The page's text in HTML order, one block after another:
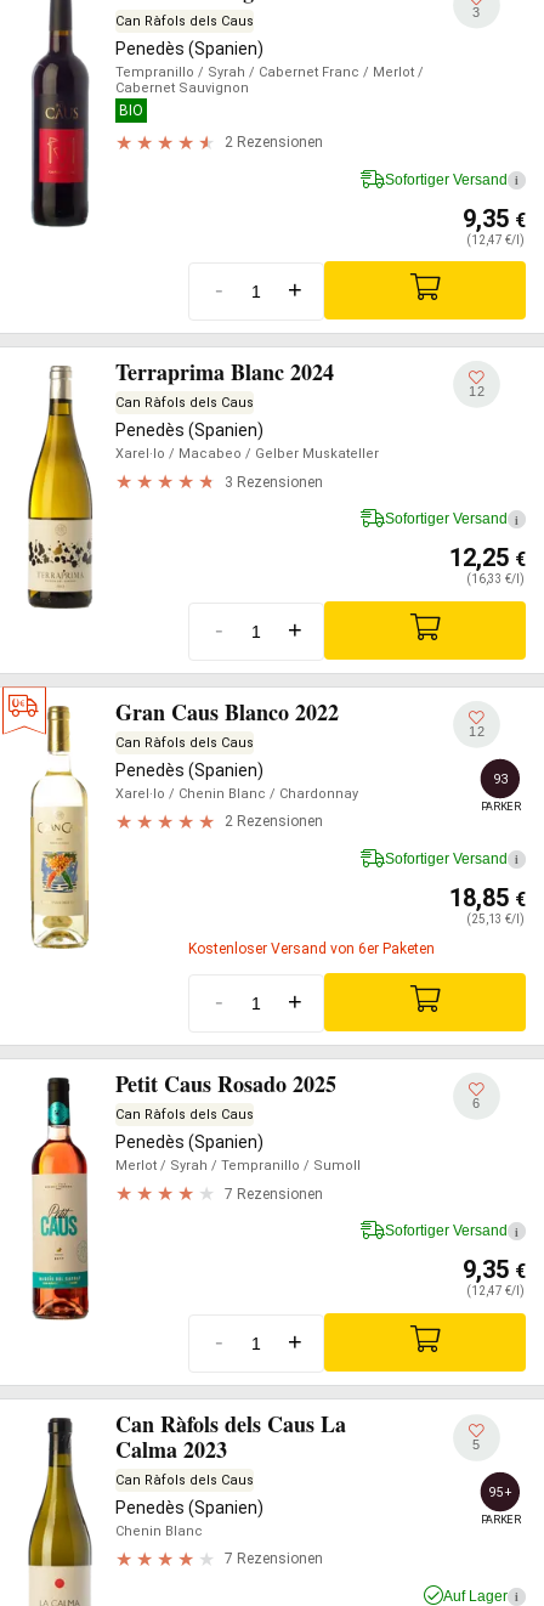
Can Ràfols dels Caus
Penedès (Spanien)
Tempranillo / Syrah / Cabernet Franc / Merlot /
Cabernet Sauvignon
BIO
2 Rezensionen
3
Sofortiger Versand i
9,35 €
(12,47 €/l)
- +
Terraprima Blanc 2024
Can Ràfols dels Caus
Penedès (Spanien)
Xarel·lo / Macabeo / Gelber Muskateller
3 Rezensionen
12
Sofortiger Versand i
12,25 €
(16,33 €/l)
- +
Gran Caus Blanco 2022
Can Ràfols dels Caus
Penedès (Spanien)
Xarel·lo / Chenin Blanc / Chardonnay
2 Rezensionen
12
93
PARKER
Sofortiger Versand i
18,85 €
(25,13 €/l)
Kostenloser Versand von 6er Paketen
- +
Petit Caus Rosado 2025
Can Ràfols dels Caus
Penedès (Spanien)
Merlot / Syrah / Tempranillo / Sumoll
7 Rezensionen
6
Sofortiger Versand i
9,35 €
(12,47 €/l)
- +
Can Ràfols dels Caus La
Calma 2023
Can Ràfols dels Caus
Penedès (Spanien)
Chenin Blanc
7 Rezensionen
5
95+
PARKER
Auf Lager i